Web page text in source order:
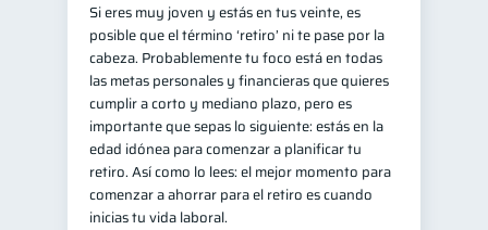
Si eres muy joven y estás en tus veinte, es
posible que el término ‘retiro’ ni te pase por la
cabeza. Probablemente tu foco está en todas
las metas personales y financieras que quieres
cumplir a corto y mediano plazo, pero es
importante que sepas lo siguiente: estás en la
edad idónea para comenzar a planificar tu
retiro. Así como lo lees: el mejor momento para
comenzar a ahorrar para el retiro es cuando
inicias tu vida laboral.